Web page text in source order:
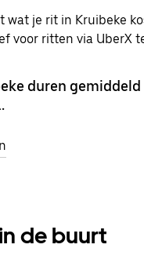
wat je rit in Kruibeke
voor ritten via UberX
duren gemiddeld
de buurt